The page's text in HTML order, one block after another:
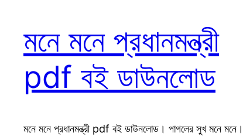
মনে মনে প্রধানমন্ত্রী
pdf বই ডাউনলোড
মনে মনে প্রধানমন্ত্রী pdf বই ডাউনলোড। পাগলের সুখ মনে মনে।